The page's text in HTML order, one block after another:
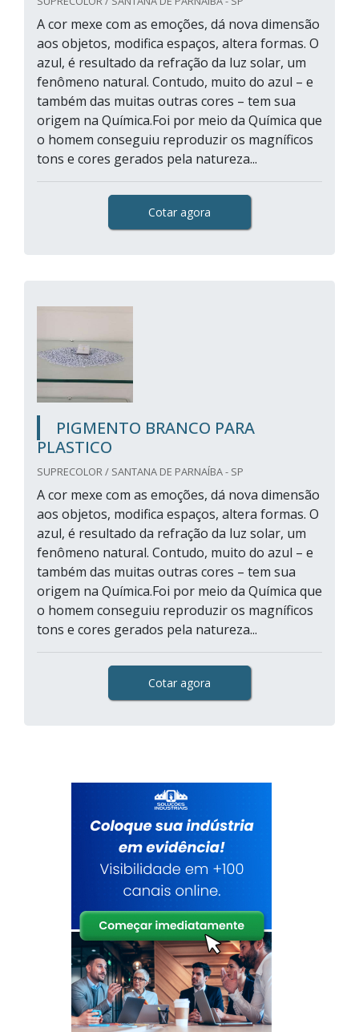
A cor mexe com as emoções, dá nova dimensão
aos objetos, modifica espaços, altera formas. O
azul, é resultado da refração da luz solar, um
fenômeno natural. Contudo, muito do azul – e
também das muitas outras cores – tem sua
origem na Química.Foi por meio da Química que
o homem conseguiu reproduzir os magníficos
tons e cores gerados pela natureza...
Cotar agora
PIGMENTO BRANCO PARA
PLASTICO
SUPRECOLOR / SANTANA DE PARNAÍBA - SP
A cor mexe com as emoções, dá nova dimensão
aos objetos, modifica espaços, altera formas. O
azul, é resultado da refração da luz solar, um
fenômeno natural. Contudo, muito do azul – e
também das muitas outras cores – tem sua
origem na Química.Foi por meio da Química que
o homem conseguiu reproduzir os magníficos
tons e cores gerados pela natureza...
Cotar agora